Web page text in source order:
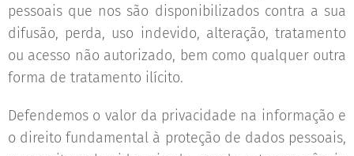
pessoais que nos são disponibilizados contra a sua
difusão, perda, uso indevido, alteração, tratamento
ou acesso não autorizado, bem como qualquer outra
forma de tratamento ilícito.
Defendemos o valor da privacidade na informação e
o direito fundamental à proteção de dados pessoais,